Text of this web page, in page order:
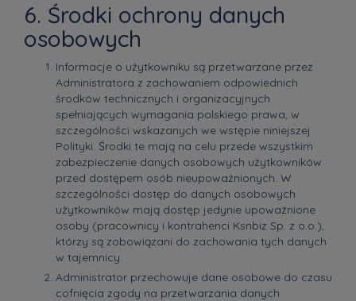
6. Środki ochrony danych
osobowych
Informacje o użytkowniku są przetwarzane przez
Administratora z zachowaniem odpowiednich
środków technicznych i organizacyjnych
spełniających wymagania polskiego prawa, w
szczególności wskazanych we wstępie niniejszej
Polityki. Środki te mają na celu przede wszystkim
zabezpieczenie danych osobowych użytkowników
przed dostępem osób nieupoważnionych. W
szczególności dostęp do danych osobowych
użytkowników mają dostęp jedynie upoważnione
osoby (pracownicy i kontrahenci Ksnbiz Sp. z o.o.),
którzy są zobowiązani do zachowania tych danych
w tajemnicy.
Administrator przechowuje dane osobowe do czasu
cofnięcia zgody na przetwarzania danych